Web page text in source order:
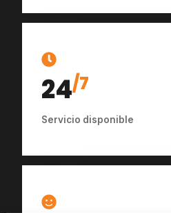
24/7
Servicio disponible